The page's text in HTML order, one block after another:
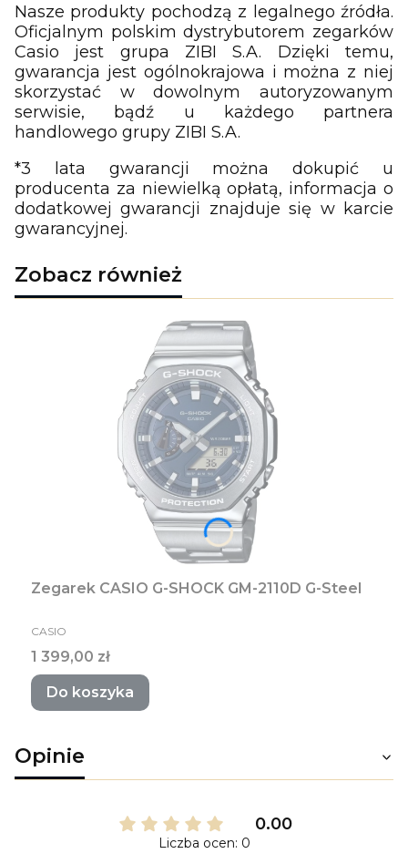
Nasze produkty pochodzą z legalnego źródła.
Oficjalnym polskim dystrybutorem zegarków
Casio jest grupa ZIBI S.A. Dzięki temu,
gwarancja jest ogólnokrajowa i można z niej
skorzystać w dowolnym autoryzowanym
serwisie, bądź u każdego partnera
handlowego grupy ZIBI S.A.
*3 lata gwarancji można dokupić u
producenta za niewielką opłatą, informacja o
dodatkowej gwarancji znajduje się w karcie
gwarancyjnej.
Zobacz również
Zegarek CASIO G-SHOCK GM-2110D G-Steel
PRODUCENT
CASIO
Cena
1 399,00 zł
Do koszyka
Opinie
0.00
Liczba ocen: 0